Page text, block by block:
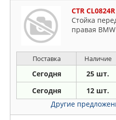
CTR CL0824R
Стойка
правая
Поставка Наличие
Сегодня 25 шт.
Сегодня 12 шт.
Другие